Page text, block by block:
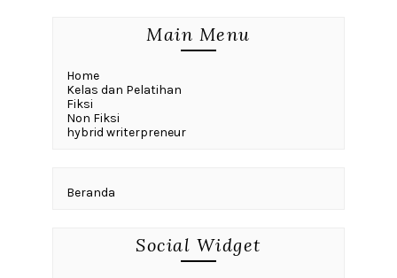
Main Menu
Home
Kelas dan Pelatihan
Fiksi
Non Fiksi
hybrid writerpreneur
Beranda
Social Widget